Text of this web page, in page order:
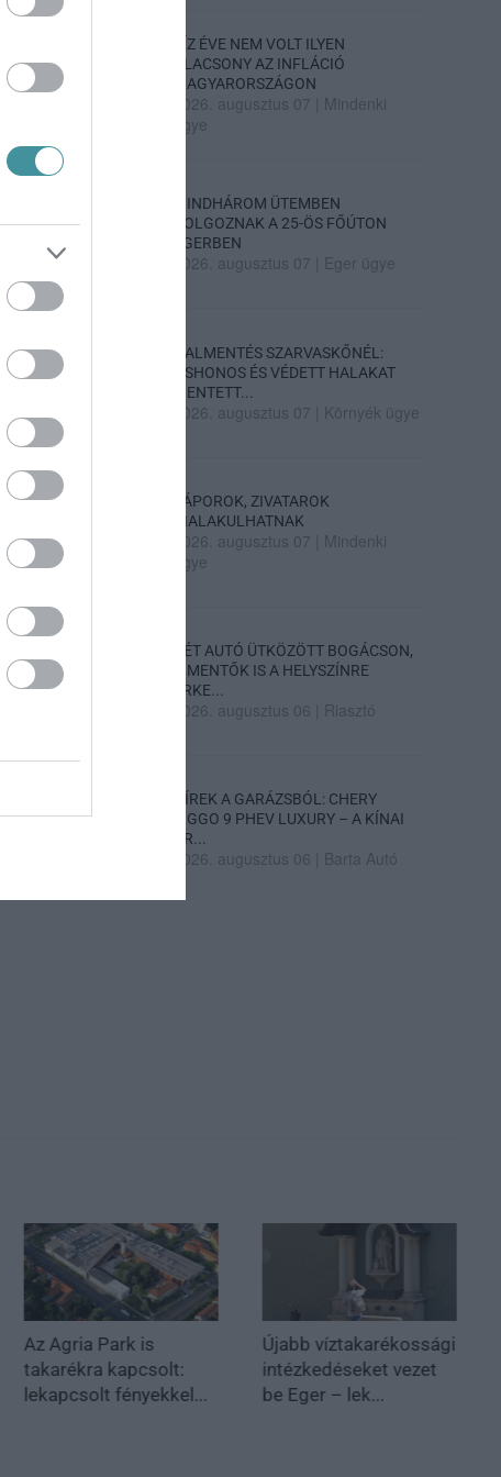
TÍZ ÉVE NEM VOLT ILYEN
ALACSONY AZ INFLÁCIÓ
MAGYARORSZÁGON
2026. augusztus 07
Mindenki
ügye
MINDHÁROM ÜTEMBEN
DOLGOZNAK A 25-ÖS FŐÚTON
EGERBEN
2026. augusztus 07 Eger ügye
HALMENTÉS SZARVASKŐNÉL:
ŐSHONOS ÉS VÉDETT HALAKAT
MENTETT...
2026. augusztus 07 Környék ügye
ZÁPOROK, ZIVATAROK
KIALAKULHATNAK
2026. augusztus 07
Mindenki
ügye
KÉT AUTÓ ÜTKÖZÖTT BOGÁCSON,
A MENTŐK IS A HELYSZÍNRE
ÉRKE...
2026. augusztus 06 Riasztó
HÍREK A GARÁZSBÓL: CHERY
TIGGO 9 PHEV LUXURY – A KÍNAI
PR...
2026. augusztus 06 Barta Autó
Az Agria Park is
takarékra kapcsolt:
lekapcsolt fényekkel...
Újabb víztakarékossági
intézkedéseket vezet
be Eger – lek...